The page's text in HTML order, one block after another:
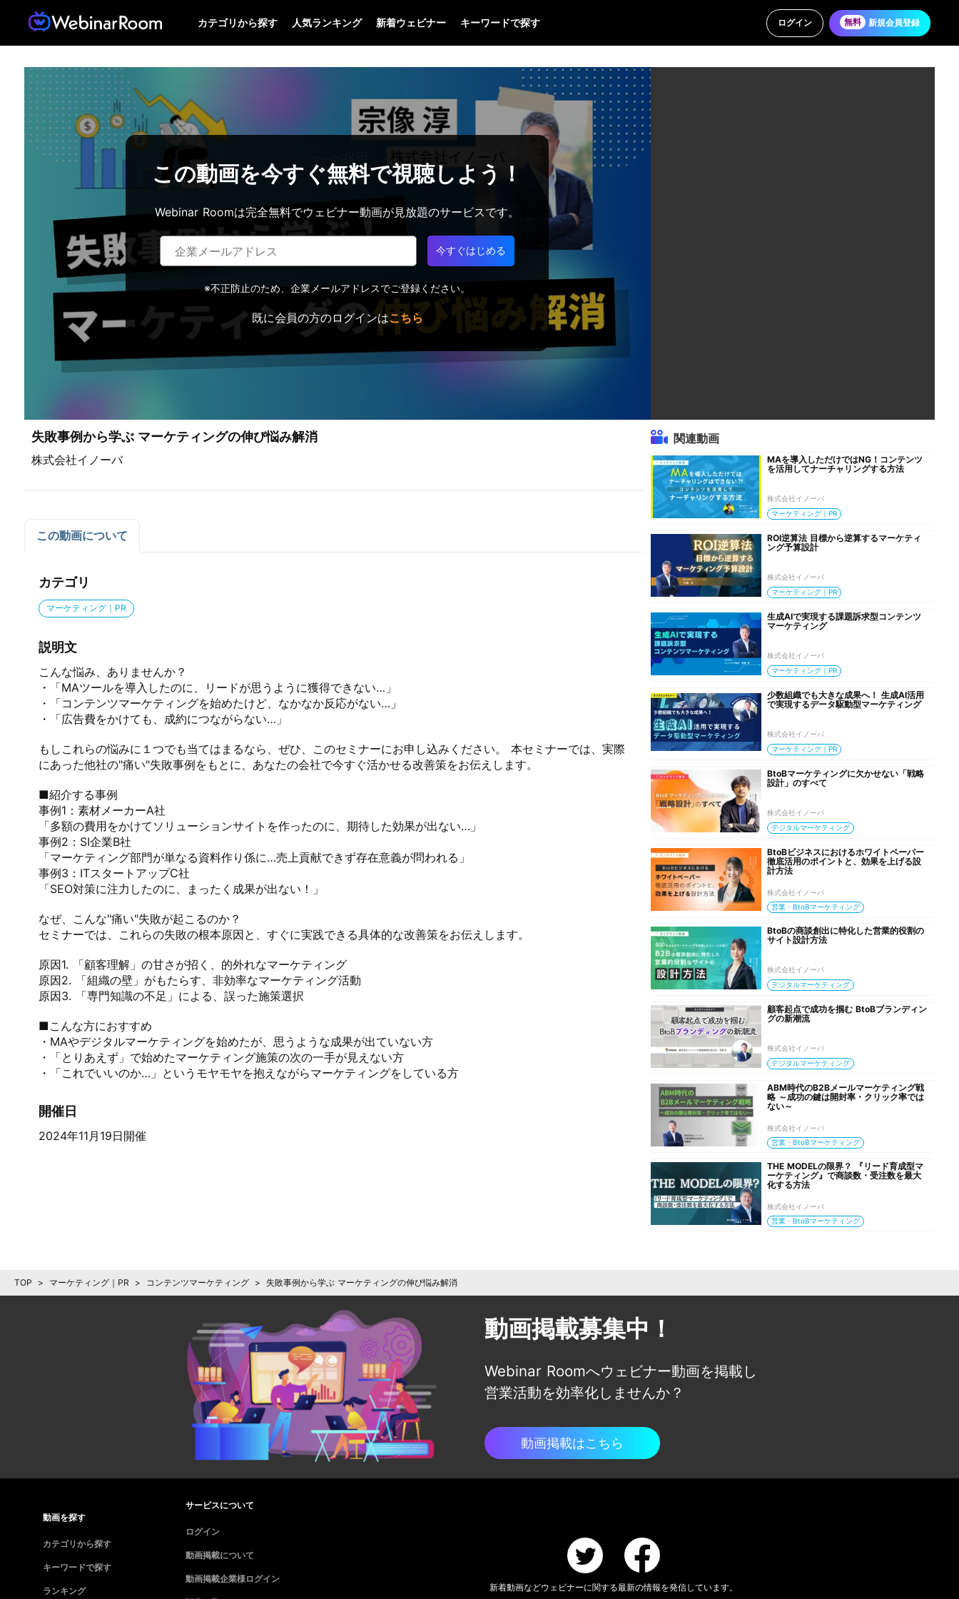
カテゴリから探す 人気ランキング 新着ウェビナー キーワードで探す ログイン 無料 新規会員登録
この動画を今すぐ無料で視聴しよう！
Webinar Roomは完全無料でウェビナー動画が見放題のサービスです。
今すぐはじめる
※不正防止のため、企業メールアドレスでご登録ください。
既に会員の方のログインはこちら
失敗事例から学ぶ マーケティングの伸び悩み解消
株式会社イノーバ
この動画について
カテゴリ
マーケティング｜PR
説明文
こんな悩み、ありませんか？
・「MAツールを導入したのに、リードが思うように獲得できない…」
・「コンテンツマーケティングを始めたけど、なかなか反応がない…」
・「広告費をかけても、成約につながらない…」
もしこれらの悩みに１つでも当てはまるなら、ぜひ、このセミナーにお申し込みください。 本セミナーでは、実際
にあった他社の"痛い"失敗事例をもとに、あなたの会社で今すぐ活かせる改善策をお伝えします。
■紹介する事例
事例1：素材メーカーA社
「多額の費用をかけてソリューションサイトを作ったのに、期待した効果が出ない…」
事例2：SI企業B社
「マーケティング部門が単なる資料作り係に…売上貢献できず存在意義が問われる」
事例3：ITスタートアップC社
「SEO対策に注力したのに、まったく成果が出ない！」
なぜ、こんな"痛い"失敗が起こるのか？
セミナーでは、これらの失敗の根本原因と、すぐに実践できる具体的な改善策をお伝えします。
原因1. 「顧客理解」の甘さが招く、的外れなマーケティング
原因2. 「組織の壁」がもたらす、非効率なマーケティング活動
原因3. 「専門知識の不足」による、誤った施策選択
■こんな方におすすめ
・MAやデジタルマーケティングを始めたが、思うような成果が出ていない方
・「とりあえず」で始めたマーケティング施策の次の一手が見えない方
・「これでいいのか…」というモヤモヤを抱えながらマーケティングをしている方
開催日
2024年11月19日開催
関連動画
MAを導入しただけではNG！コンテンツ
を活用してナーチャリングする方法
株式会社イノーバ
マーケティング｜PR
ROI逆算法 目標から逆算するマーケティ
ング予算設計
株式会社イノーバ
マーケティング｜PR
生成AIで実現する課題訴求型コンテンツ
マーケティング
株式会社イノーバ
マーケティング｜PR
少数組織でも大きな成果へ！ 生成AI活用
で実現するデータ駆動型マーケティング
株式会社イノーバ
マーケティング｜PR
BtoBマーケティングに欠かせない「戦略
設計」のすべて
株式会社イノーバ
デジタルマーケティング
BtoBビジネスにおけるホワイトペーパー
徹底活用のポイントと、効果を上げる設
計方法
株式会社イノーバ
営業・BtoBマーケティング
BtoBの商談創出に特化した営業的役割の
サイト設計方法
株式会社イノーバ
デジタルマーケティング
顧客起点で成功を掴む BtoBブランディン
グの新潮流
株式会社イノーバ
デジタルマーケティング
ABM時代のB2Bメールマーケティング戦
略 ～成功の鍵は開封率・クリック率では
ない～
株式会社イノーバ
営業・BtoBマーケティング
THE MODELの限界？ 『リード育成型マ
ーケティング』で商談数・受注数を最大
化する方法
株式会社イノーバ
営業・BtoBマーケティング
TOP > マーケティング｜PR > コンテンツマーケティング > 失敗事例から学ぶ マーケティングの伸び悩み解消
動画掲載募集中！
Webinar Roomへウェビナー動画を掲載し
営業活動を効率化しませんか？
動画掲載はこちら
動画を探す
カテゴリから探す
キーワードで探す
ランキング
サービスについて
ログイン
動画掲載について
動画掲載企業様ログイン
新着動画などウェビナーに関する最新の情報を発信しています。